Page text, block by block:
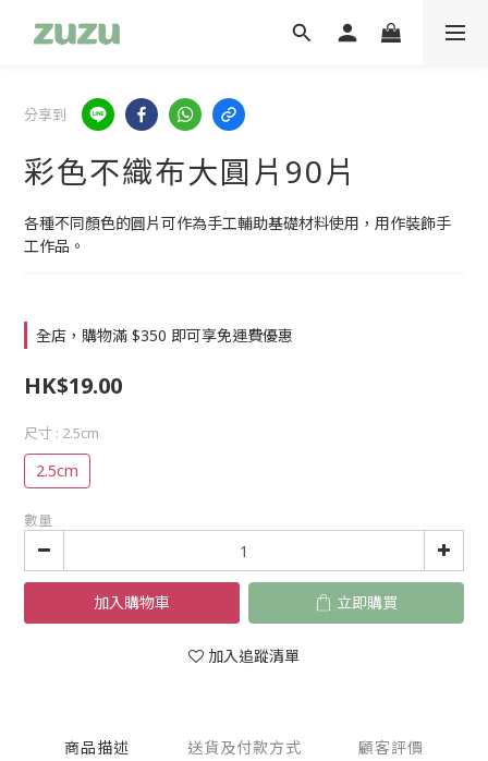
分享到
彩色不織布大圓片90片
各種不同顏色的圓片可作為手工輔助基礎材料使用，用作裝飾手
工作品。
全店，購物滿 $350 即可享免運費優惠
HK$19.00
尺寸 : 2.5cm
2.5cm
數量
加入購物車 立即購買
加入追蹤清單
商品描述 送貨及付款方式 顧客評價